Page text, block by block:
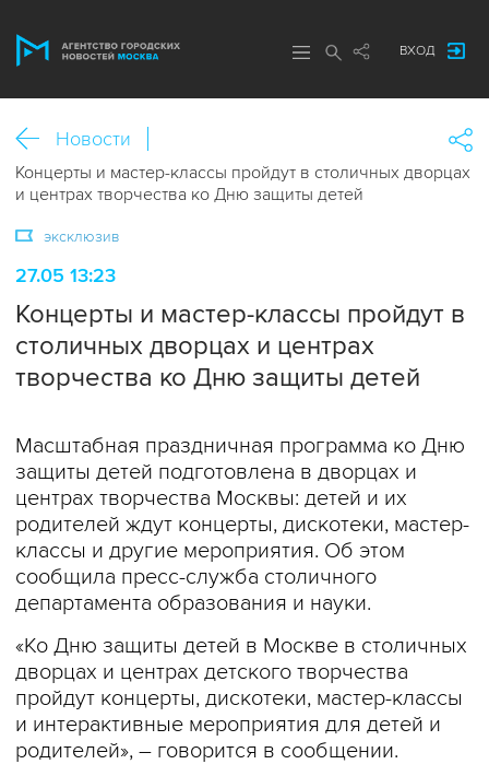
ВХОД
Новости
Концерты и мастер-классы пройдут в столичных дворцах
и центрах творчества ко Дню защиты детей
эксклюзив
27.05 13:23
Концерты и мастер-классы пройдут в
столичных дворцах и центрах
творчества ко Дню защиты детей
Масштабная праздничная программа ко Дню
защиты детей подготовлена в дворцах и
центрах творчества Москвы: детей и их
родителей ждут концерты, дискотеки, мастер-
классы и другие мероприятия. Об этом
сообщила пресс-служба столичного
департамента образования и науки.
«Ко Дню защиты детей в Москве в столичных
дворцах и центрах детского творчества
пройдут концерты, дискотеки, мастер-классы
и интерактивные мероприятия для детей и
родителей», – говорится в сообщении.